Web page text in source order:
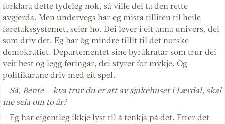
forklara dette tydeleg nok, så ville dei ta den rette
avgjerda. Men undervegs har eg mista tilliten til heile
føretakssystemet, seier ho. Dei lever i eit anna univers, dei
som driv det. Eg har òg mindre tillit til det norske
demokratiet. Departementet sine byråkratar som trur dei
veit best og legg føringar, dei styrer for mykje. Og
politikarane driv med eit spel.
– Så, Bente – kva trur du er att av sjukehuset i Lærdal, skal
me seia om to år?
– Eg har eigentleg ikkje lyst til å tenkja på det. Etter det